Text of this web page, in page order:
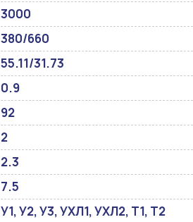
3000
380/660
55.11/31.73
0.9
92
2
2.3
7.5
У1, У2, У3, УХЛ1, УХЛ2, Т1, Т2